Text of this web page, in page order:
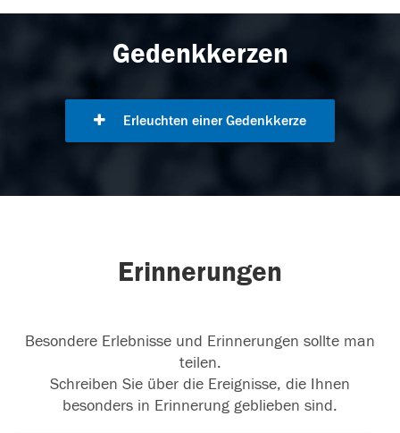
Gedenkkerzen
Erleuchten einer Gedenkkerze
Erinnerungen
Besondere Erlebnisse und Erinnerungen sollte man
teilen.
Schreiben Sie über die Ereignisse, die Ihnen
besonders in Erinnerung geblieben sind.